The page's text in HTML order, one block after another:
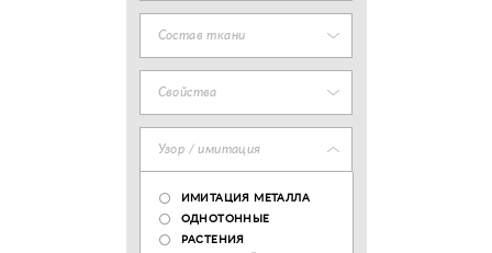
Состав ткани
Свойства
Узор / имитация
ИМИТАЦИЯ МЕТАЛЛА
ОДНОТОННЫЕ
РАСТЕНИЯ